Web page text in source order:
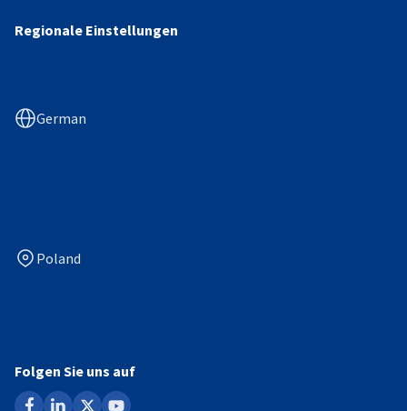
Regionale Einstellungen
German
Poland
Folgen Sie uns auf
facebook
linkedin
x youtube